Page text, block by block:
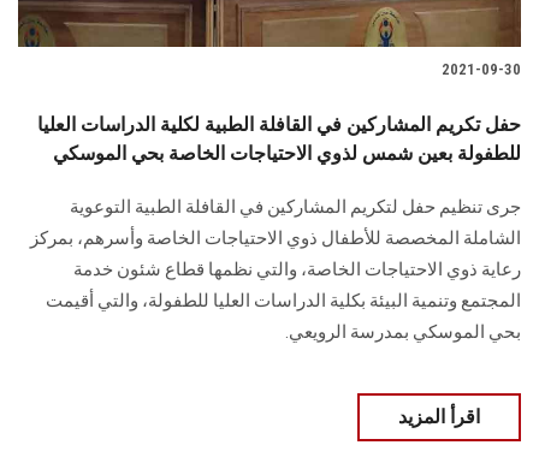
2021-09-30
حفل تكريم المشاركين في القافلة الطبية لكلية الدراسات العليا
للطفولة بعين شمس لذوي الاحتياجات الخاصة بحي الموسكي
جرى تنظيم حفل لتكريم المشاركين في القافلة الطبية التوعوية
الشاملة المخصصة للأطفال ذوي الاحتياجات الخاصة وأسرهم، بمركز
رعاية ذوي الاحتياجات الخاصة، والتي نظمها قطاع شئون خدمة
المجتمع وتنمية البيئة بكلية الدراسات العليا للطفولة، والتي أقيمت
بحي الموسكي بمدرسة الرويعي.
اقرأ المزيد